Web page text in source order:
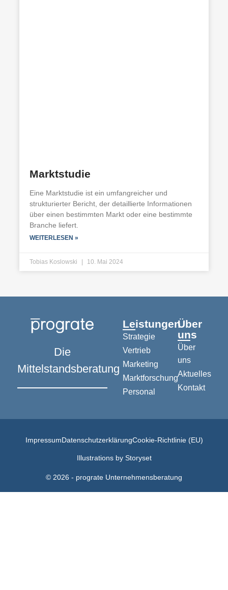
Marktstudie
Eine Marktstudie ist ein umfangreicher und
strukturierter Bericht, der detaillierte Informationen
über einen bestimmten Markt oder eine bestimmte
Branche liefert.
WEITERLESEN »
Tobias Koslowski 10. Mai 2024
Die
Mittelstandsberatung
Leistungen
Strategie
Vertrieb
Marketing
Marktforschung
Personal
Über
uns
Über
uns
Aktuelles
Kontakt
© 2026 - prograte Unternehmensberatung
ImpressumDatenschutzerklärungCookie-Richtlinie (EU)
Illustrations by Storyset